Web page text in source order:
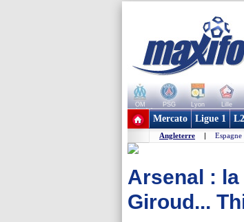
OM PSG Lyon Lille
+ de clubs
Mercato Ligue 1
Angleterre | Espagne
Arsenal : la
Giroud...